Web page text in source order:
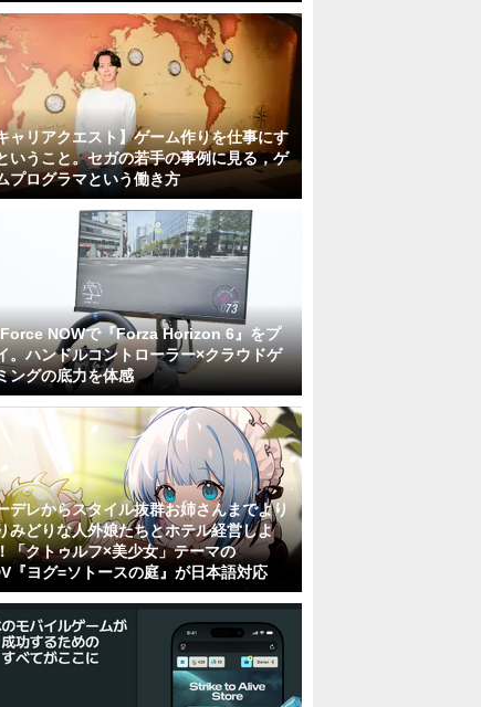
ャリアクエスト】ゲーム作りを仕事にす
いうこと。セガの若手の事例に見る，ゲ
プログラマという働き方
NOWで『Forza Horizon 6』をプ
。ハンドルコントローラー×クラウドゲ
ングの底力を体感
デレからスタイル抜群お姉さんまでより
みどりな人外娘たちとホテル経営しよ
「クトゥルフ×美少女」テーマの
『ヨグ=ソトースの庭』が日本語対応